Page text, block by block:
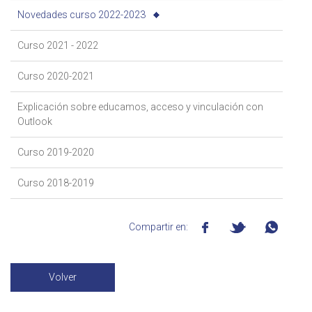
Novedades curso 2022-2023
Curso 2021 - 2022
Curso 2020-2021
Explicación sobre educamos, acceso y vinculación con
Outlook
Curso 2019-2020
Curso 2018-2019
Compartir en:
Volver